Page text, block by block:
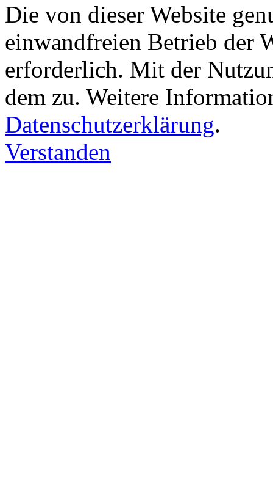
Die von dieser Website
einwandfreien Betrieb der
erforderlich. Mit der
dem zu. Weitere
Datenschutzerklärung.
Verstanden